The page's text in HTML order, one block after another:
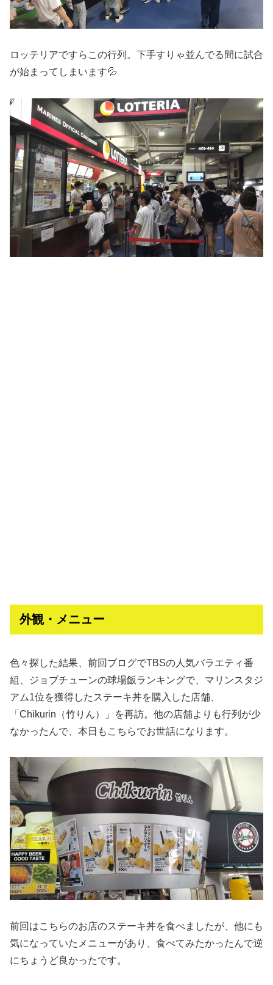
ロッテリアですらこの行列。下手すりゃ並んでる間に試合
が始まってしまいます💦
外観・メニュー
色々探した結果、前回ブログでTBSの人気バラエティ番
組、ジョブチューンの球場飯ランキングで、マリンスタジ
アム1位を獲得したステーキ丼を購入した店舗、
「Chikurin（竹りん）」を再訪。他の店舗よりも行列が少
なかったんで、本日もこちらでお世話になります。
前回はこちらのお店のステーキ丼を食べましたが、他にも
気になっていたメニューがあり、食べてみたかったんで逆
にちょうど良かったです。